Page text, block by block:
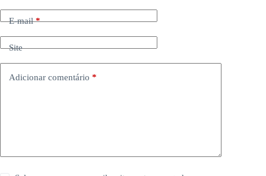
E-mail*
Site
Adicionar comentário *